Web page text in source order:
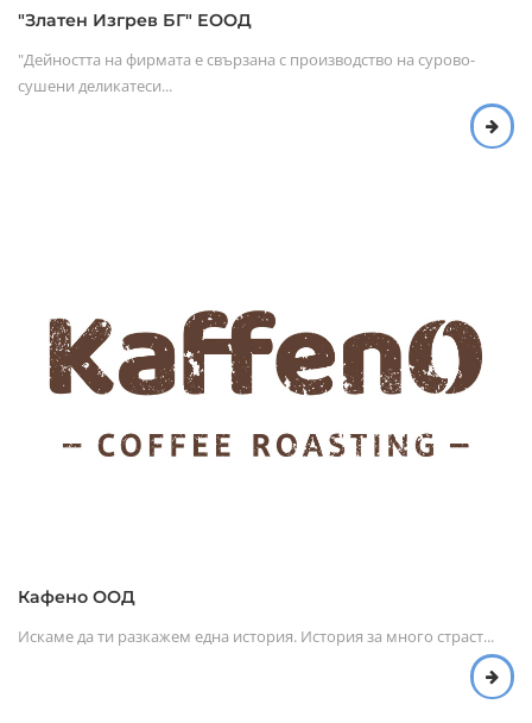
"Златен Изгрев БГ" ЕООД
"Дейността на фирмата е свързана с производство на сурово-
сушени деликатеси...
Кафено ООД
Искаме да ти разкажем една история. История за много страст...